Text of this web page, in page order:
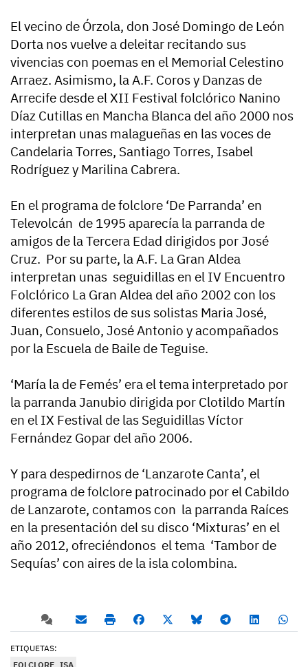
El vecino de Órzola, don José Domingo de León
Dorta nos vuelve a deleitar recitando sus
vivencias con poemas en el Memorial Celestino
Arraez. Asimismo, la A.F. Coros y Danzas de
Arrecife desde el XII Festival folclórico Nanino
Díaz Cutillas en Mancha Blanca del año 2000 nos
interpretan unas malagueñas en las voces de
Candelaria Torres, Santiago Torres, Isabel
Rodríguez y Marilina Cabrera.
En el programa de folclore ‘De Parranda’ en
Televolcán de 1995 aparecía la parranda de
amigos de la Tercera Edad dirigidos por José
Cruz. Por su parte, la A.F. La Gran Aldea
interpretan unas seguidillas en el IV Encuentro
Folclórico La Gran Aldea del año 2002 con los
diferentes estilos de sus solistas Maria José,
Juan, Consuelo, José Antonio y acompañados
por la Escuela de Baile de Teguise.
‘María la de Femés’ era el tema interpretado por
la parranda Janubio dirigida por Clotildo Martín
en el IX Festival de las Seguidillas Víctor
Fernández Gopar del año 2006.
Y para despedirnos de ‘Lanzarote Canta’, el
programa de folclore patrocinado por el Cabildo
de Lanzarote, contamos con la parranda Raíces
en la presentación del su disco ‘Mixturas’ en el
año 2012, ofreciéndonos el tema ‘Tambor de
Sequías’ con aires de la isla colombina.
ETIQUETAS:
FOLCLORE ISA